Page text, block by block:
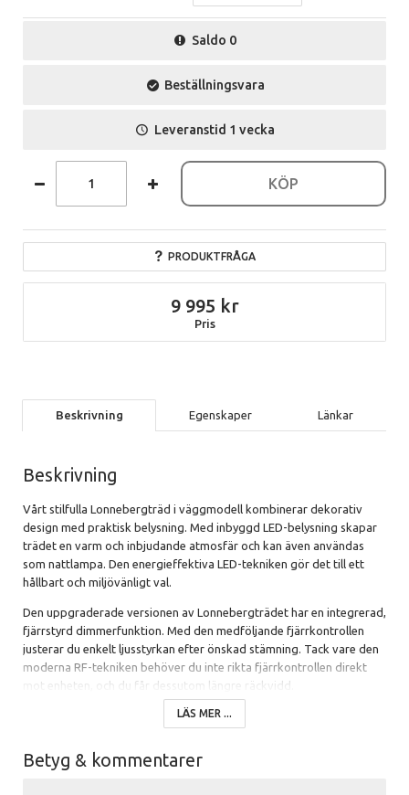
Pris
9 995
Saldo 0
Beställningsvara
Leveranstid 1 vecka
PRODUKTFRÅGA
KÖP
Beskrivning Egenskaper Länkar
Beskrivning
Vårt stilfulla Lonnebergträd i väggmodell kombinerar dekorativ
design med praktisk belysning. Med inbyggd LED-belysning skapar
trädet en varm och inbjudande atmosfär och kan även användas
som nattlampa. Den energieffektiva LED-tekniken gör det till ett
hållbart och miljövänligt val.
Den uppgraderade versionen av Lonnebergträdet har en integrerad,
fjärrstyrd dimmerfunktion. Med den medföljande fjärrkontrollen
justerar du enkelt ljusstyrkan efter önskad stämning. Tack vare den
moderna RF-tekniken behöver du inte rikta fjärrkontrollen direkt
mot enheten, och du får dessutom längre räckvidd.
LED-belysningen är vattentålig med klassificeringen IP65, vilket
dimmerfunktion placeras inomhus. Kabel mellan träd och adapter
medföljer och kan anpassas efter behov.
LÄS MER ...
Betyg & kommentarer